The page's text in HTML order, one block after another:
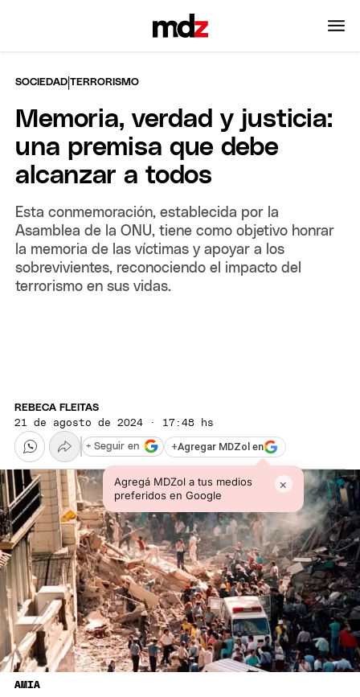
SOCIEDAD |TERRORISMO
Memoria, verdad y justicia:
una premisa que debe
alcanzar a todos
Esta conmemoración, establecida por la
Asamblea de la ONU, tiene como objetivo honrar
la memoria de las víctimas y apoyar a los
sobrevivientes, reconociendo el impacto del
terrorismo en sus vidas.
REBECA FLEITAS
21 de agosto de 2024 · 17:48 hs
+Agregar MDZol en
Agregá MDZol a tus medios
preferidos en Google
×
+ Seguir en
AMIA